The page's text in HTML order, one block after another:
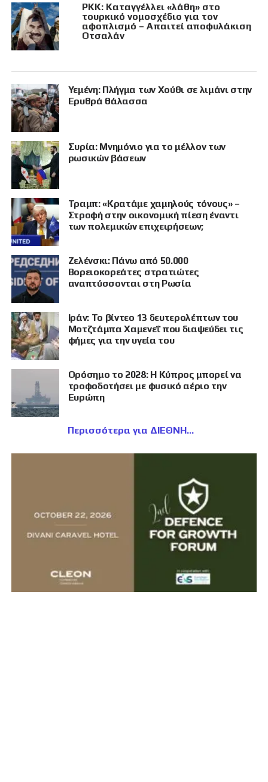
PKK: Καταγγέλλει «λάθη» στο
τουρκικό νομοσχέδιο για τον
αφοπλισμό – Απαιτεί αποφυλάκιση
Οτσαλάν
Υεμένη: Πλήγμα των Χούθι σε λιμάνι στην
Ερυθρά θάλασσα
Συρία: Μνημόνιο για το μέλλον των
ρωσικών βάσεων
Τραμπ: «Κρατάμε χαμηλούς τόνους» –
Στροφή στην οικονομική πίεση έναντι
των πολεμικών επιχειρήσεων;
Ζελένσκι: Πάνω από 50.000
Βορειοκορεάτες στρατιώτες
αναπτύσσονται στη Ρωσία
Ιράν: Το βίντεο 13 δευτερολέπτων του
Μοτζτάμπα Χαμενεΐ που διαψεύδει τις
φήμες για την υγεία του
Ορόσημο το 2028: Η Κύπρος μπορεί να
τροφοδοτήσει με φυσικό αέριο την
Ευρώπη
Περισσότερα για ΔΙΕΘΝΗ